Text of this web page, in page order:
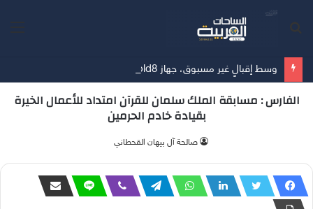
الفارس : مسابقة الملك سلمان للقرآن امتداد للأعمال الخيرة
بقيادة خادم الحرمين
صالحة آل بيهان القحطاني